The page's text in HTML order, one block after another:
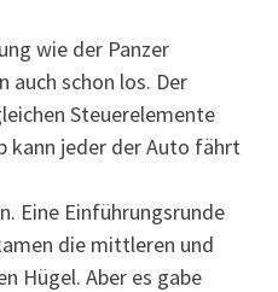
wie der Panzer
auch schon los. Der
Steuerelemente
kann jeder der Auto fährt
Eine Einführungsrunde
die mittleren und
Hügel. Aber es gabe